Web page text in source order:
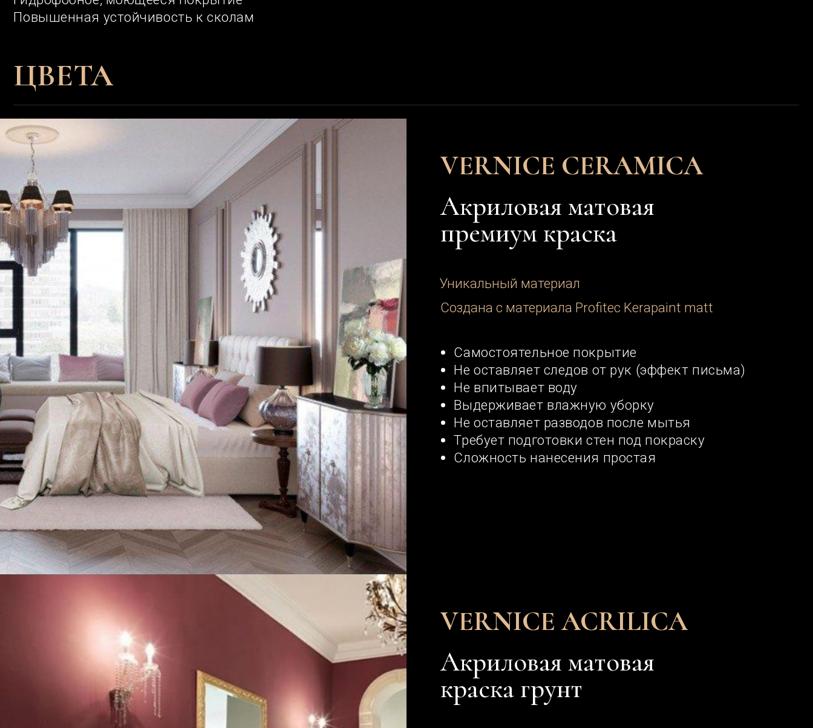
Акриловая матовая
Самостоятельное покрытие
Не оставляет следов от рук (эффект письма)
Не впитывает воду
Выдерживает влажную уборку
Не оставляет разводов после мытья
Сложность нанесения простая
Создана с материала Profitec Kerapaint matt
Акриловая матовая
краска грунт
VERNICE ACRILICA
Используется для подложек под
декоративные краски
Краска с высокой плотностью и отсутствием полос и
пятен после нанесения краски на подготовленную и
загрунтованную грунтом глубокого проникновения
поверхность